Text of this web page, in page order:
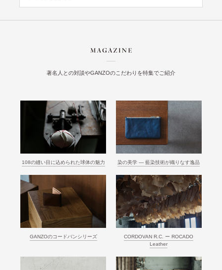
著名人との対談やGANZOのこだわりを特集でご紹介
108の縫い目に込められた球体の魅力 染の美学 ― 藍染技術が織りなす逸品
GANZOのコードバンシリーズ
CORDOVAN R.C. ー ROCADO
Leather